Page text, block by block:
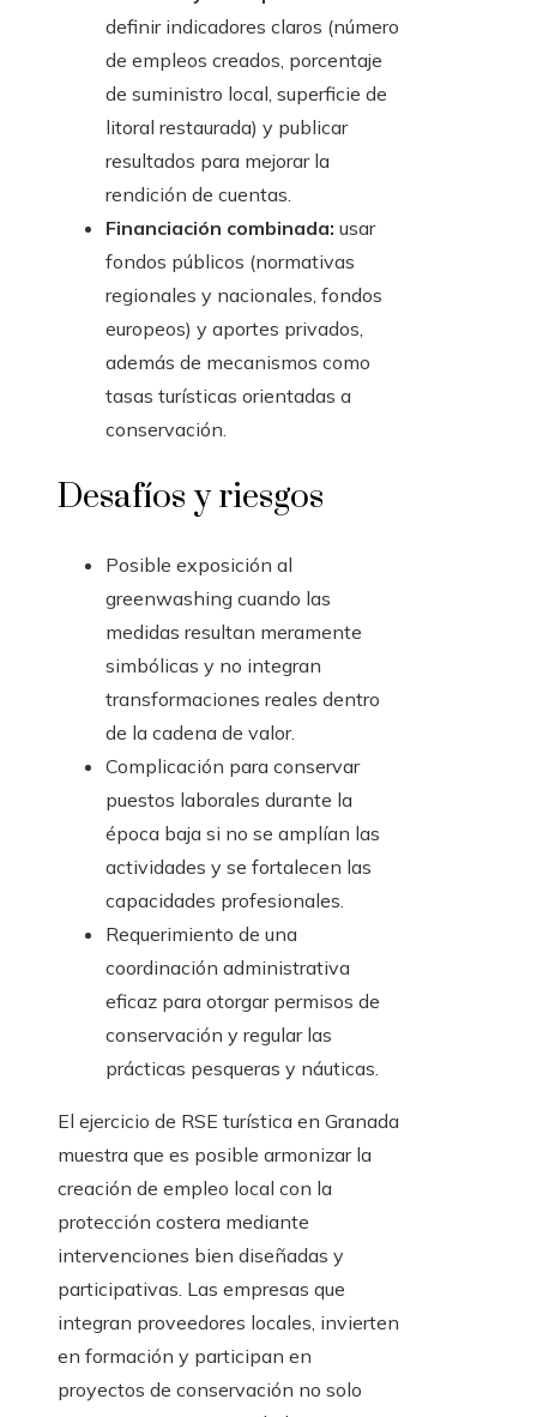
definir indicadores claros (número
de empleos creados, porcentaje
de suministro local, superficie de
litoral restaurada) y publicar
resultados para mejorar la
rendición de cuentas.
Financiación combinada: usar
fondos públicos (normativas
regionales y nacionales, fondos
europeos) y aportes privados,
además de mecanismos como
tasas turísticas orientadas a
conservación.
Desafíos y riesgos
Posible exposición al
greenwashing cuando las
medidas resultan meramente
simbólicas y no integran
transformaciones reales dentro
de la cadena de valor.
Complicación para conservar
puestos laborales durante la
época baja si no se amplían las
actividades y se fortalecen las
capacidades profesionales.
Requerimiento de una
coordinación administrativa
eficaz para otorgar permisos de
conservación y regular las
prácticas pesqueras y náuticas.
El ejercicio de RSE turística en Granada
muestra que es posible armonizar la
creación de empleo local con la
protección costera mediante
intervenciones bien diseñadas y
participativas. Las empresas que
integran proveedores locales, invierten
en formación y participan en
proyectos de conservación no solo